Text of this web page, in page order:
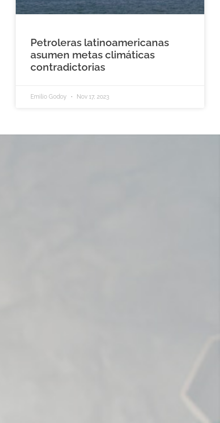
Petroleras latinoamericanas
asumen metas climáticas
contradictorias
Emilio Godoy Nov 17, 2023